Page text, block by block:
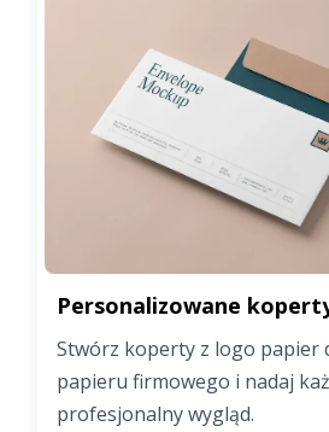
Personalizowane
Stwórz koperty z logo papier
papieru firmowego i nadaj
profesjonalny wygląd.